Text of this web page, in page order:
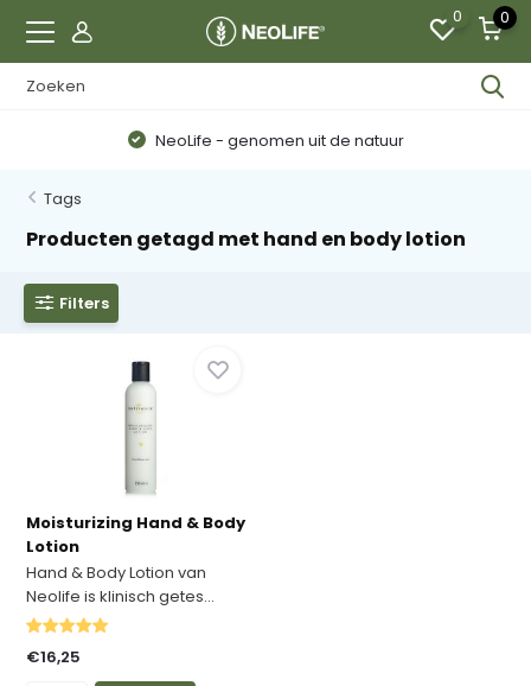
0 0
NeoLife - genomen uit de natuur
Tags
Producten getagd met hand en body lotion
Filters
Moisturizing Hand & Body
Lotion
Hand & Body Lotion van
Neolife is klinisch getes...
€16,25